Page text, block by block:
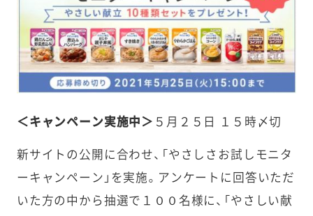
＜キャンペーン実施中＞ ５月２５日 １５時〆切
新サイトの公開に合わせ、「やさしさお試しモニタ
ーキャンペーン」を実施。アンケートに回答いただ
いた方の中から抽選で１００名様に、「やさしい献